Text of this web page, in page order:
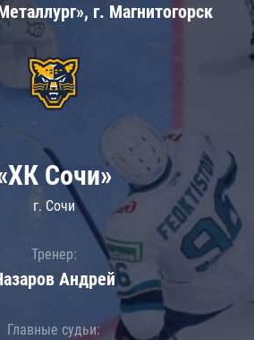
г. Магнитогорск
Сочи»
г. Сочи
Тренер:
Андрей
Главные судьи: